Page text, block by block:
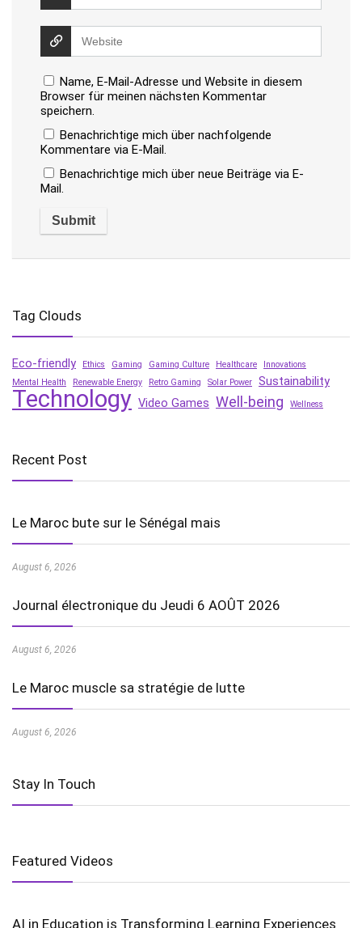
Name, E-Mail-Adresse und Website in diesem
Browser für meinen nächsten Kommentar
speichern.
Benachrichtige mich über nachfolgende
Kommentare via E-Mail.
Benachrichtige mich über neue Beiträge via E-
Mail.
Tag Clouds
Eco-friendly Ethics Gaming Gaming Culture Healthcare
Innovations
Mental Health
Renewable Energy Retro Gaming Solar Power Sustainability
Technology Video Games Well-being Wellness
Recent Post
Le Maroc bute sur le Sénégal mais
August 6, 2026
Journal électronique du Jeudi 6 AOÛT 2026
August 6, 2026
Le Maroc muscle sa stratégie de lutte
August 6, 2026
Stay In Touch
Featured Videos
AI in Education is Transforming Learning Experiences